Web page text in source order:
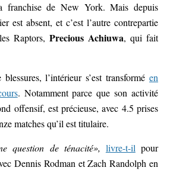
de New York. Mais depuis
est absent, et c’est l’autre contrepartie
Raptors, Precious Achiuwa, qui fait
l’intérieur s’est transformé en
. Notamment parce que son activité
offensif, est précieuse, avec 4.5 prises
matches qu’il est titulaire.
question de ténacité», livre-t-ilpour
Dennis Rodman et Zach Randolph en